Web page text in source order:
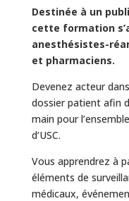
Destinée à un
cette formation
anesthésistes-
et pharmaciens.
Devenez acteur
dossier patient afin
main pour
d’USC.
Vous apprendrez à
éléments de
médicaux,